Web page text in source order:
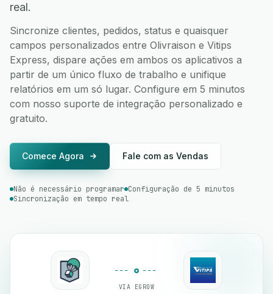
real.
Sincronize clientes, pedidos, status e quaisquer
campos personalizados entre Olivraison e Vitips
Express, dispare ações em ambos os aplicativos a
partir de um único fluxo de trabalho e unifique
relatórios em um só lugar. Configure em 5 minutos
com nosso suporte de integração personalizado e
gratuito.
Comece Agora Fale com as Vendas
Não é necessário programar Configuração de 5 minutos
Sincronização em tempo real
VIA EGROW